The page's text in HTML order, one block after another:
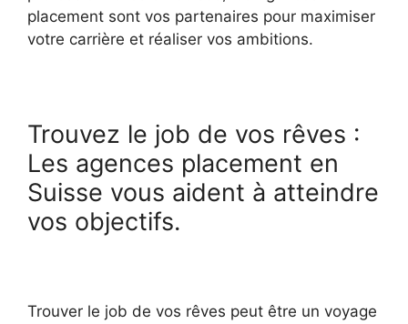
placement sont vos partenaires pour maximiser
votre carrière et réaliser vos ambitions.
Trouvez le job de vos rêves :
Les agences placement en
Suisse vous aident à atteindre
vos objectifs.
Trouver le job de vos rêves peut être un voyage